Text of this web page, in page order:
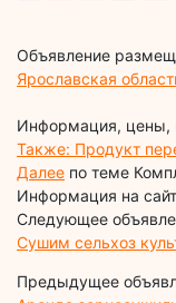
Объявление
Ярославская
Информация, цены,
Также: Продукт
Далее по теме
Информация на
Следующее
Сушим сельхоз
Предыдущее